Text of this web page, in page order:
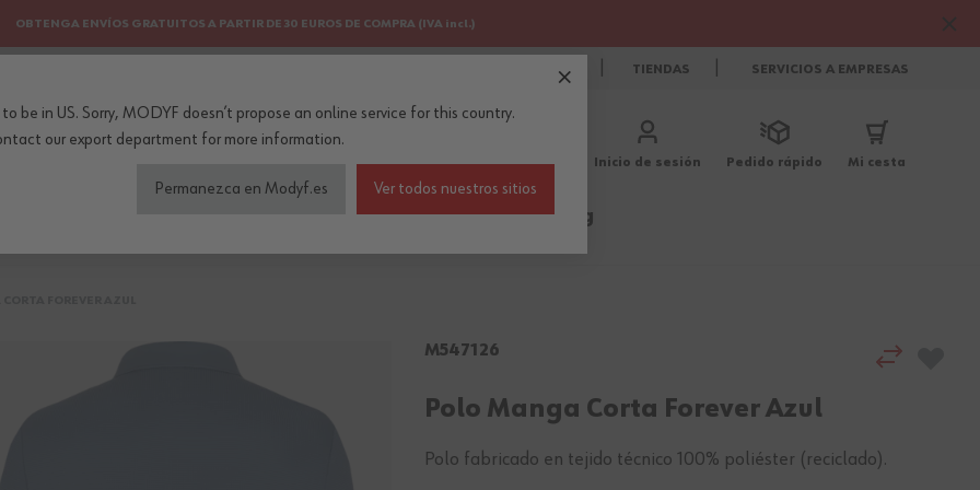
OBTENGA ENVÍOS GRATUITOS A PARTIR DE 30 EUROS DE COMPRA (IVA incl.)
CONTACTO TIENDAS SERVICIOS A EMPRESAS
Inicio de sesión Pedido rápido Mi cesta
ProfesionesAccesoriosOutletBlog
M547126
Polo Manga Corta Forever Azul
Polo fabricado en tejido técnico 100% poliéster (reciclado).
to be in US. Sorry, MODYF doesn’t propose an online service for this country.
our export department for more information.
Permanezca en Modyf.es Ver todos nuestros sitios